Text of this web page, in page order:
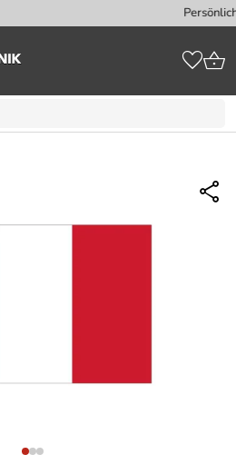
Persönliche Beratung: +49 (0) 40 - 702 918